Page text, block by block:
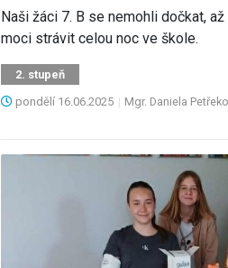
Naši žáci 7. B se nemohli dočkat,
moci strávit celou noc ve škole.
2. stupeň
pondělí 16.06.2025 | Mgr. Daniela